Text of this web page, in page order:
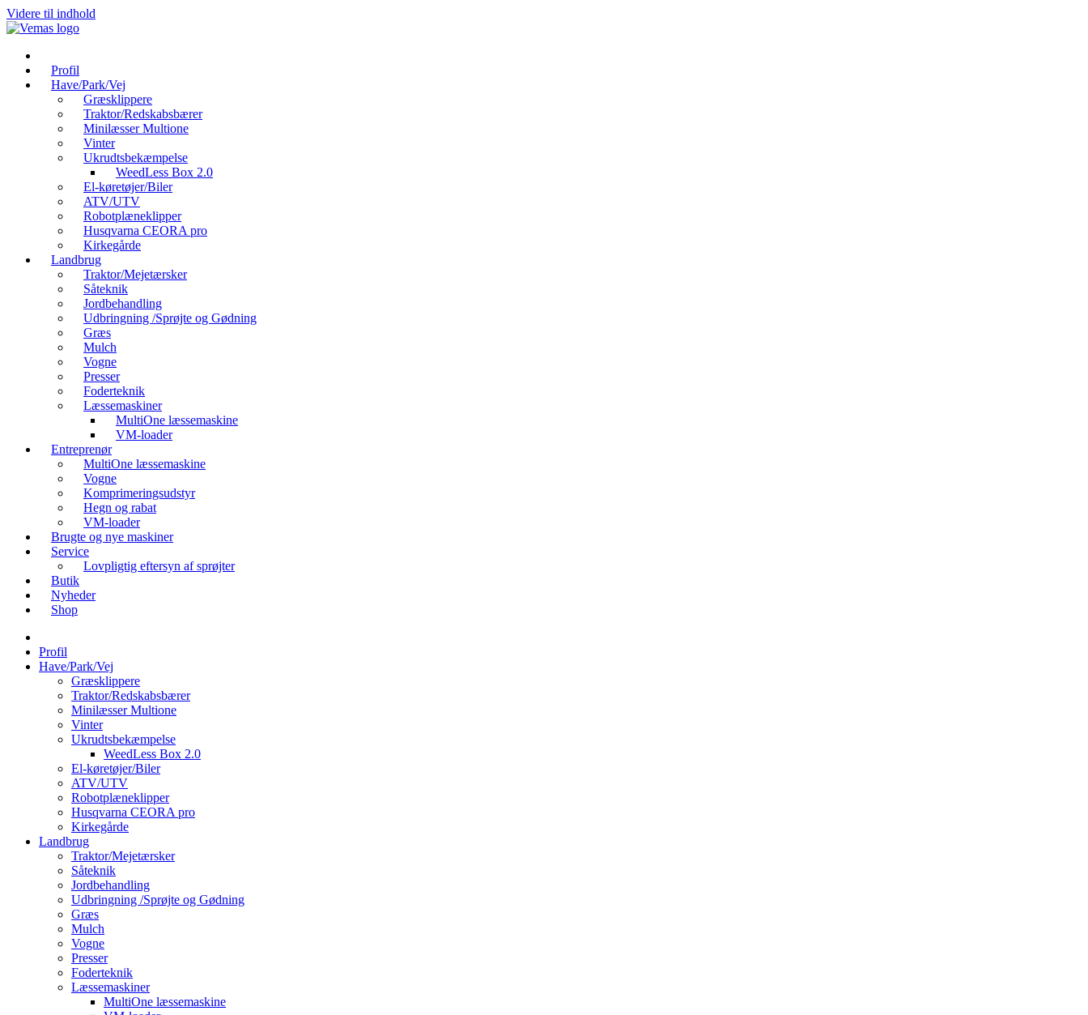
Videre til indhold
Profil
Have/Park/Vej
Græsklippere
Traktor/Redskabsbærer
Minilæsser Multione
Vinter
Ukrudtsbekæmpelse
WeedLess Box 2.0
El-køretøjer/Biler
ATV/UTV
Robotplæneklipper
Husqvarna CEORA pro
Kirkegårde
Landbrug
Traktor/Mejetærsker
Såteknik
Jordbehandling
Udbringning /Sprøjte og Gødning
Græs
Mulch
Vogne
Presser
Foderteknik
Læssemaskiner
MultiOne læssemaskine
VM-loader
Entreprenør
MultiOne læssemaskine
Vogne
Komprimeringsudstyr
Hegn og rabat
VM-loader
Brugte og nye maskiner
Service
Lovpligtig eftersyn af sprøjter
Butik
Nyheder
Shop
Profil
Have/Park/Vej
Græsklippere
Traktor/Redskabsbærer
Minilæsser Multione
Vinter
Ukrudtsbekæmpelse
WeedLess Box 2.0
El-køretøjer/Biler
ATV/UTV
Robotplæneklipper
Husqvarna CEORA pro
Kirkegårde
Landbrug
Traktor/Mejetærsker
Såteknik
Jordbehandling
Udbringning /Sprøjte og Gødning
Græs
Mulch
Vogne
Presser
Foderteknik
Læssemaskiner
MultiOne læssemaskine